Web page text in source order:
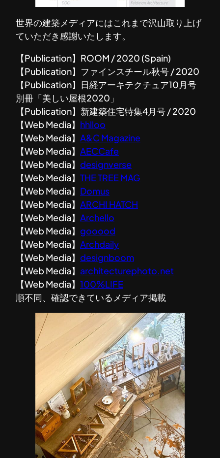
世界の建築メディアにはこれまで沢山取り上げ
ていただき感謝いたします。
【Publication】ROOM / 2020 (Spain)
【Publication】ファインスチール秋号 / 2020
【Publication】日経アーキテクチュア10月号
別冊「美しい屋根2020」
【Publication】新建築住宅特集4月号 / 2020
【Web Media】 hhlloo
【Web Media】 A&C Magazine
【Web Media】 AECCafe
【Web Media】 designverse
【Web Media】 THE TREE MAG
【Web Media】 Domus
【Web Media】 ARCHI HATCH
【Web Media】 Archello
【Web Media】 gooood
【Web Media】 Archdaily
【Web Media】 designboom
【Web Media】 architecturephoto.net
【Web Media】 100%LIFE
順不同、確認できているメディア掲載